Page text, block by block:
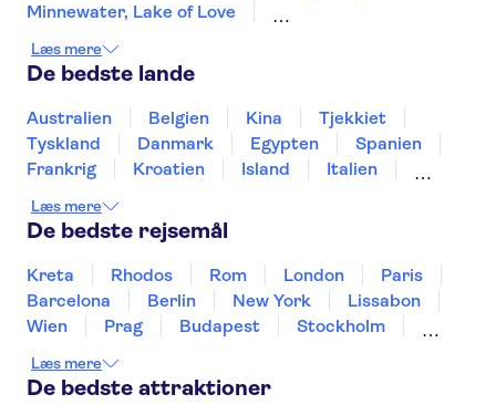
Minnewater, Lake of Love
Bruxelles Atomium
Cathedral of Our Lady Antwerp
Graslei and Korenlei
Het Steen Castle
Castle Gravensteen
Vrijdagmarkt
Rubens House
Læs mere
De bedste lande
Australien Belgien Kina
Tjekkiet
Tyskland
Danmark Egypten
Spanien
Frankrig
Kroatien Island
Italien
Sverige
Slovenien
Læs mere
De bedste rejsemål
Kreta Rhodos Rom London
Paris
Barcelona
Berlin New York
Lissabon
Wien
Prag Budapest
Stockholm
Aarhus
Helsingborg
Læs mere
De bedste attraktioner